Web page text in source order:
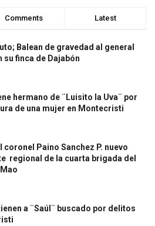
Comments Latest
Balean de gravedad al general
su finca de Dajabón
hermano de ¨Luisito la Uva¨ por
de una mujer en Montecristi
coronel Paino Sanchez P. nuevo
regional de la cuarta brigada del
a ¨Saúl¨ buscado por delitos